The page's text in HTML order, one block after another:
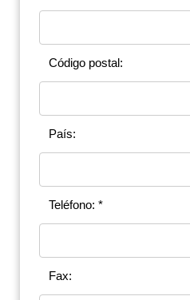
Código postal:
País:
Teléfono: *
Fax: